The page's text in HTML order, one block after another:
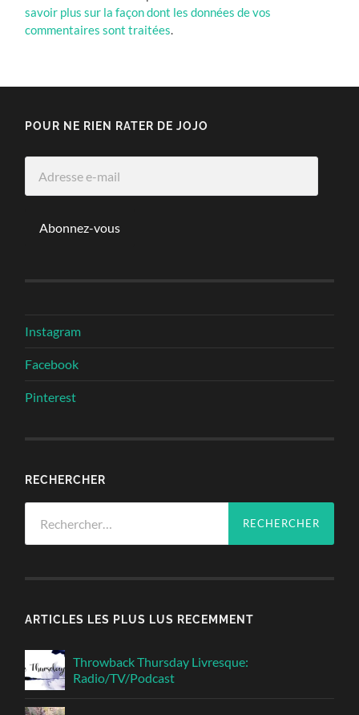
savoir plus sur la façon dont les données de vos
commentaires sont traitées.
POUR NE RIEN RATER DE JOJO
Abonnez-vous
Instagram
Facebook
Pinterest
RECHERCHER
ARTICLES LES PLUS LUS RECEMMENT
Throwback Thursday Livresque:
Radio/TV/Podcast